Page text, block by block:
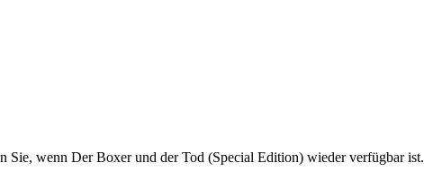
wenn Der Boxer und der Tod (Special Edition) wieder verfügbar ist.